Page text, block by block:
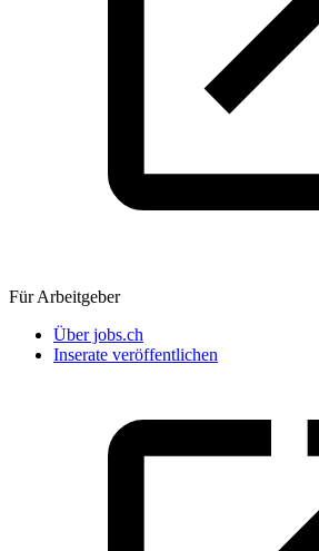
Für Arbeitgeber
Über jobs.ch
Inserate veröffentlichen